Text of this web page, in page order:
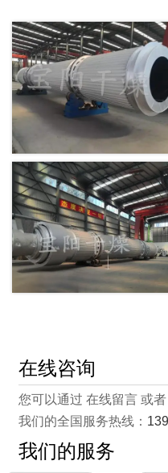
在线咨询
您可以通过 在线留言 或
我们的全国服务热线：
我们的服务